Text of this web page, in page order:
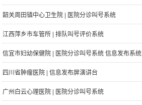
韶关周田镇中心卫生院 | 医院分诊叫号系统
江西萍乡市车管所 | 排队叫号评价系统
信宜市妇幼保健院 | 医院分诊叫号系统 信息发布系统
四川省肿瘤医院 | 信息发布屏演讲台
广州白云心理医院 | 医院分诊叫号系统